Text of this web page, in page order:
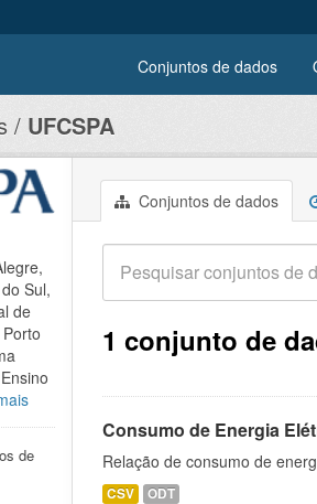
Conjuntos de dados
UFCSPA
Conjuntos de dados
1 conjunto de
Consumo de Energia
Relação de consumo de
CSV ODT
Sul,
de
de